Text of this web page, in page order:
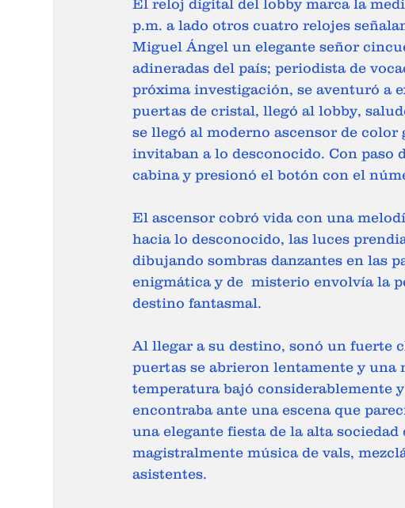
El reloj digital del lobby marca la
p.m. a lado otros cuatro relojes
Miguel Ángel un elegante señor
adineradas del país; periodista de
próxima investigación, se aventuró a
puertas de cristal, llegó al lobby,
se llegó al moderno ascensor de
invitaban a lo desconocido. Con
cabina y presionó el botón con el
El ascensor cobró vida con una
hacia lo desconocido, las luces
dibujando sombras danzantes en las
enigmática y de  misterio envolvía la
destino fantasmal.
Al llegar a su destino, sonó un fuerte
puertas se abrieron lentamente y una
temperatura bajó considerablemente
encontraba ante una escena que
una elegante fiesta de la alta
magistralmente música de vals,
asistentes.